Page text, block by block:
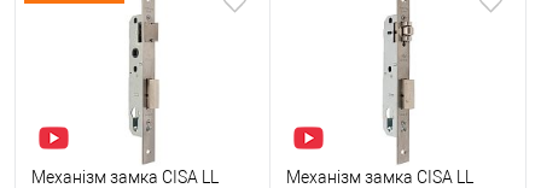
Механізм замка CISA LL
Механізм замка CISA LL